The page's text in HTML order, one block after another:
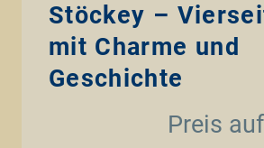
Stöckey –
mit Charme und
Geschichte
Preis